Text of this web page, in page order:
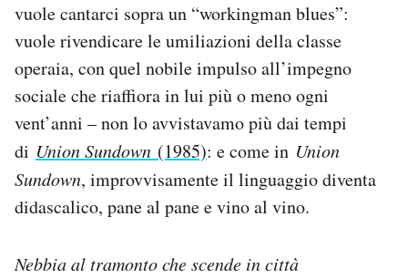
vuole cantarci sopra un “workingman blues”:
vuole rivendicare le umiliazioni della classe
operaia, con quel nobile impulso all’impegno
sociale che riaffiora in lui più o meno ogni
vent’anni – non lo avvistavamo più dai tempi
di Union Sundown (1985): e come in Union
Sundown, improvvisamente il linguaggio diventa
didascalico, pane al pane e vino al vino.
Nebbia al tramonto che scende in città